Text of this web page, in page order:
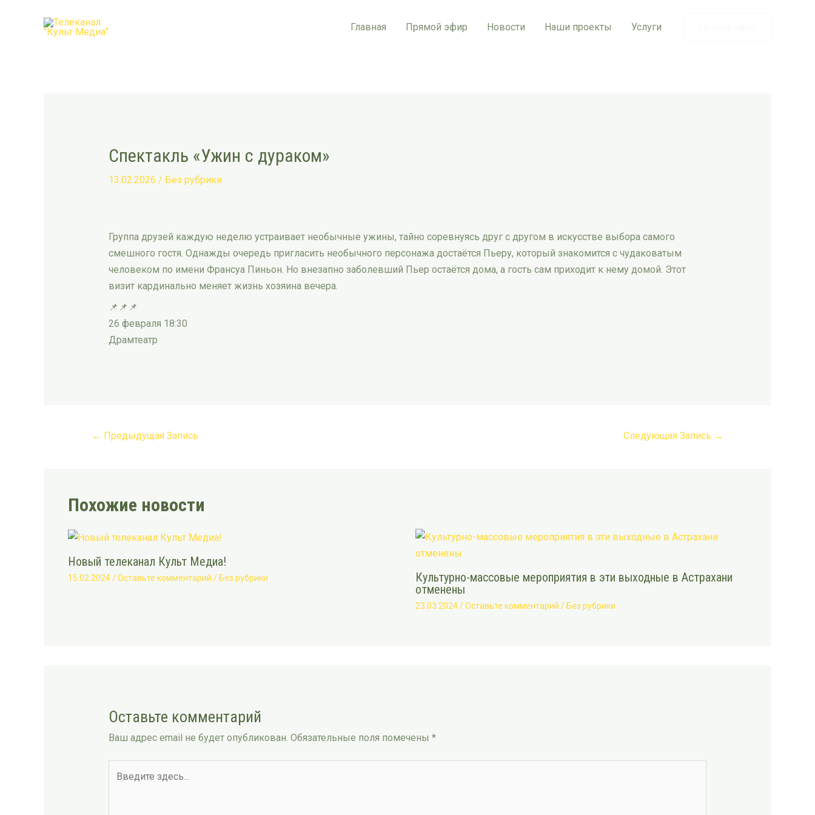
Главная Прямой эфир Новости Наши проекты Услуги
Спектакль «Ужин с дураком»
13.02.2026 / Без рубрики
Группа друзей каждую неделю устраивает необычные ужины, тайно соревнуясь друг с другом в искусстве выбора самого
смешного гостя. Однажды очередь пригласить необычного персонажа достаётся Пьеру, который знакомится с чудаковатым
человеком по имени Франсуа Пиньон. Но внезапно заболевший Пьер остаётся дома, а гость сам приходит к нему домой. Этот
визит кардинально меняет жизнь хозяина вечера.
📌📌📌
26 февраля 18:30
Драмтеатр
navigation
← Предыдущая Запись Следующая Запись →
Похожие новости
Новый телеканал Культ Медиа!
15.02.2024/Оставьте комментарий / Без рубрики
Культурно-массовые мероприятия в эти выходные в Астрахани
отменены
23.03.2024/Оставьте комментарий / Без рубрики
Оставьте комментарий
Ваш адрес email не будет опубликован. Обязательные поля помечены *
здесь...